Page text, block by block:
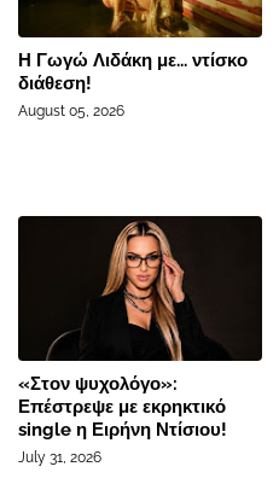
Η Γωγώ Λιδάκη με... ντίσκο
διάθεση!
August 05, 2026
«Στον ψυχολόγο»:
Επέστρεψε με εκρηκτικό
single η Ειρήνη Ντίσιου!
July 31, 2026